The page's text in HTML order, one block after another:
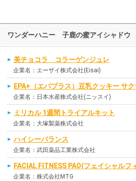
ワンダーハニー 子鹿の蜜アイシャドウ
美チョコラ コラーゲンジュレ
企業名：エーザイ株式会社(Eisai)
EPA+（エパプラス）豆乳クッキー サ
企業名：日本水産株式会社(ニッスイ)
ミリカル 1週間トライアルキット
企業名：大塚製薬株式会社
ハイシーバランス
企業名：武田薬品工業株式会社
FACIAL FITNESS PAO(フェイシャルフ
企業名：株式会社MTG